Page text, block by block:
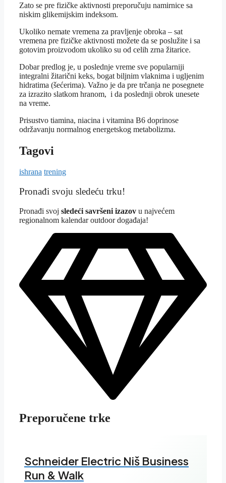
Zato se pre fizičke aktivnosti preporučuju namirnice sa
niskim glikemijskim indeksom.
Ukoliko nemate vremena za pravljenje obroka – sat
vremena pre fizičke aktivnosti možete da se poslužite i sa
gotovim proizvodom ukoliko su od celih zrna žitarice.
Dobar predlog je, u poslednje vreme sve popularniji
integralni žitarični keks, bogat biljnim vlaknima i ugljenim
hidratima (šećerima). Važno je da pre trčanja ne posegnete
za izrazito slatkom hranom, i da poslednji obrok unesete
na vreme.
Prisustvo tiamina, niacina i vitamina B6 doprinose
održavanju normalnog energetskog metabolizma.
Tagovi
ishrana trening
Pronađi svoju sledeću trku!
Pronađi svoj sledeći savršeni izazov u najvećem
regionalnom kalendar outdoor događaja!
Preporučene trke
Schneider Electric Niš Business
Run & Walk